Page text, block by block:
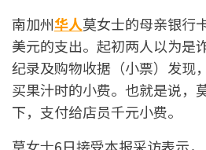
南加州华人莫女士的母亲银行
美元的支出。起初两人以为是
纪录及购物收据（小票）发现
买果汁时的小费。也就是说，
下，支付给店员千元小费。
莫女士6日接受本报采访表示